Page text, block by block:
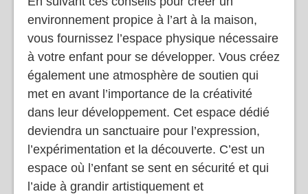
environnement propice à l’art à la maison,
vous fournissez l’espace physique nécessaire
à votre enfant pour se développer. Vous créez
également une atmosphère de soutien qui
met en avant l’importance de la créativité
dans leur développement. Cet espace dédié
deviendra un sanctuaire pour l’expression,
l’expérimentation et la découverte. C’est un
espace où l’enfant se sent en sécurité et qui
l’aide à grandir artistiquement et